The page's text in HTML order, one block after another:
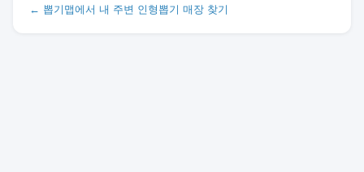
← 뽑기맵에서 내 주변 인형뽑기 매장 찾기